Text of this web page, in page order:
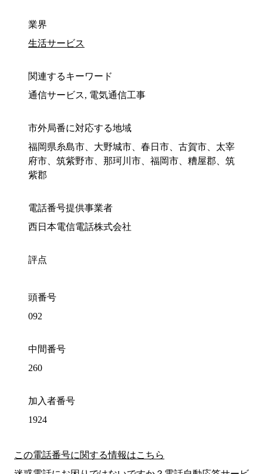
業界
生活サービス
関連するキーワード
通信サービス, 電気通信工事
市外局番に対応する地域
福岡県糸島市、大野城市、春日市、古賀市、太宰
府市、筑紫野市、那珂川市、福岡市、糟屋郡、筑
紫郡
電話番号提供事業者
西日本電信電話株式会社
評点
頭番号
092
中間番号
260
加入者番号
1924
この電話番号に関する情報はこちら